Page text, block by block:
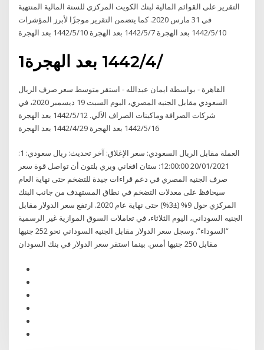
التقرير على القوائم المالية لبنك الكويت المركزي للسنة المالية المنتهية
في 31 مارس 2020. كما يتضمن التقرير موجزًا لأبرز المؤشرات
10‏‏/5‏‏/1442 بعد الهجرة 7‏‏/5‏‏/1442 بعد الهجرة 10‏‏/5‏‏/1442 بعد الهجرة
1‏‏/4‏‏/1442 بعد الهجرة
القاهرة - بواسطة ايمان عبدالله - استقر متوسط سعر صرف الريال
السعودي مقابل الجنيه المصري، اليوم السبت 19 ديسمبر 2020، في
شركات الصرافة وماكينات الصراف الآلي. 12‏‏/5‏‏/1442 بعد الهجرة
16‏‏/5‏‏/1442 بعد الهجرة 29‏‏/4‏‏/1442 بعد الهجرة
العملة مقابل الريال السعودي: سعر الإغلاق: آخر تحديث: ريال سعودي: 1:
20/01/2021 12:00:00: ستان افغاني ويري بلتون أن تواصل قوة سعر
صرف الجنيه المصري في دعم قراءات جيدة للتضخم حتى نهاية العام
سيحافظ على معدلات التضخم في نطاق المستهدف من جانب البنك
المركزي حول 9% (±3%) حتى نهاية عام 2020. ارتفع سعر الدولار مقابل
الجنيه السوداني، اليوم الثلاثاء، في تعاملات السوق الموازية غير الرسمية
“السوداء”. وسجل سعر الدولار مقابل الجنيه السوداني نحو 252 جنيها
مقابل 250 جنيها أمس. بينما استقر سعر الدولار في بنك السودان